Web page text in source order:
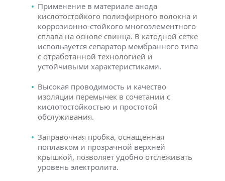
Применение в материале анода
кислотостойкого полиэфирного волокна и
коррозионно-стойкого многоэлементного
сплава на основе свинца. В катодной сетке
используется сепаратор мембранного типа
с отработанной технологией и
устойчивыми характеристиками.
Высокая проводимость и качество
изоляции перемычек в сочетании с
кислотостойкостью и простотой
обслуживания.
Заправочная пробка, оснащенная
поплавком и прозрачной верхней
крышкой, позволяет удобно отслеживать
уровень электролита.